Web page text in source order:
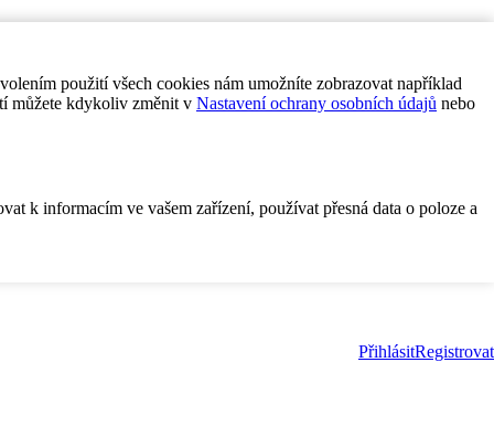
použití všech cookies nám umožníte zobrazovat například
můžete kdykoliv změnit v Nastavení ochrany osobních údajů nebo
k informacím ve vašem zařízení, používat přesná data o poloze a
PřihlásitRegistrovat